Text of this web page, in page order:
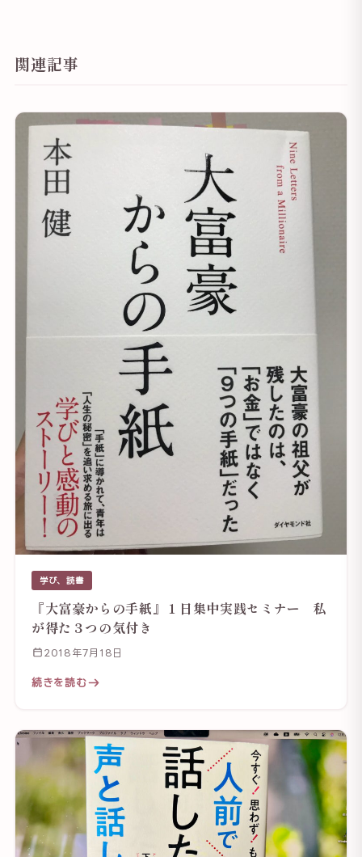
関連記事
学び、読書
『大富豪からの手紙』１日集中実践セミナー 私
が得た３つの気付き
2018年7月18日
続きを読む